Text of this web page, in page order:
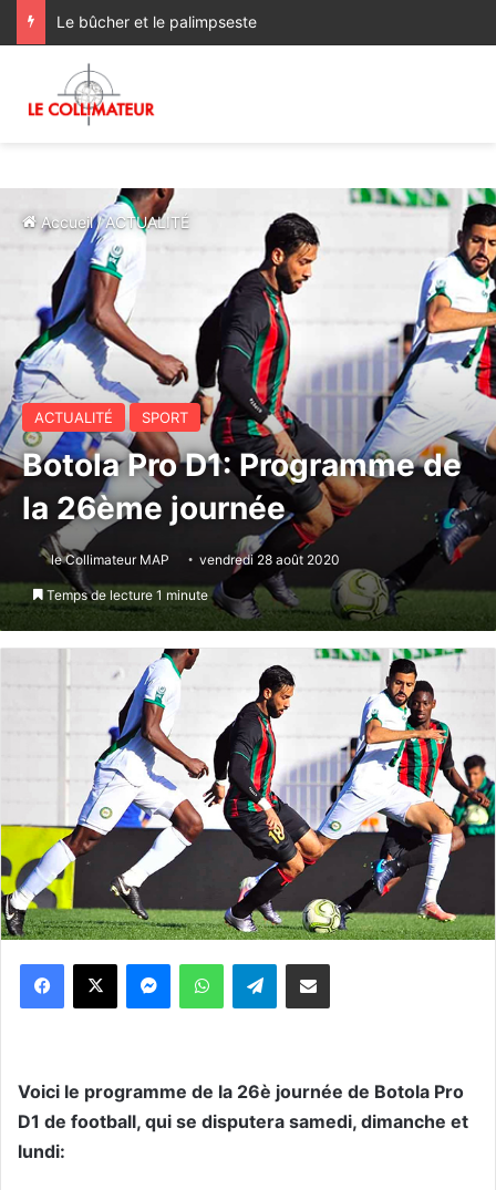
Le bûcher et le palimpseste
Accueil/ACTUALITÉ
ACTUALITÉ SPORT
Botola Pro D1: Programme de
la 26ème journée
le Collimateur MAP vendredi 28 août 2020
Temps de lecture 1 minute
WhatsApp Telegram
Voici le programme de la 26è journée de Botola Pro
D1 de football, qui se disputera samedi, dimanche et
lundi: